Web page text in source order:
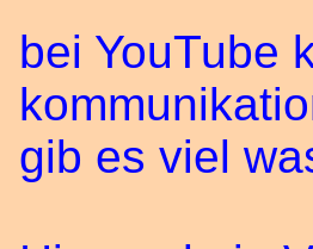
bei YouTube
gib es viel